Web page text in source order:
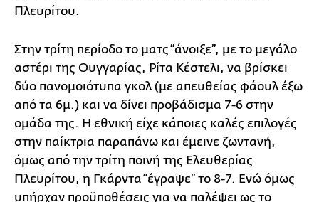
Πλευρίτου.
Στην τρίτη περίοδο το ματς “άνοιξε”, με το μεγάλο
αστέρι της Ουγγαρίας, Ρίτα Κέστελι, να βρίσκει
δύο πανομοιότυπα γκολ (με απευθείας φάουλ έξω
από τα 6μ.) και να δίνει προβάδισμα 7-6 στην
ομάδα της. Η εθνική είχε κάποιες καλές επιλογές
στην παίκτρια παραπάνω και έμεινε ζωντανή,
όμως από την τρίτη ποινή της Ελευθερίας
Πλευρίτου, η Γκάρντα “έγραψε” το 8-7. Ενώ όμως
υπήρχαν προϋποθέσεις για να παλέψει ως το